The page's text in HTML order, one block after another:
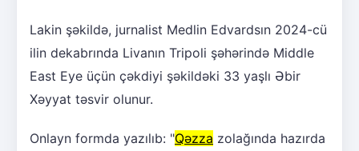
Lakin şəkildə, jurnalist Medlin Edvardsın 2024-cü
ilin dekabrında Livanın Tripoli şəhərində Middle
East Eye üçün çəkdiyi şəkildəki 33 yaşlı Əbir
Xəyyat təsvir olunur.
Onlayn formda yazılıb: "Qəzza zolağında hazırda